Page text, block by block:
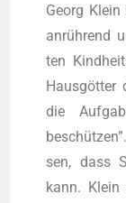
Georg
anrüh­rend
ten
Haus­göt­ter
die
sen, dass
kann.